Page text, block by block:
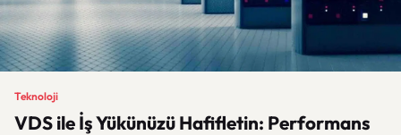
Teknoloji
VDS ile İş Yükünüzü Hafifletin: Performans